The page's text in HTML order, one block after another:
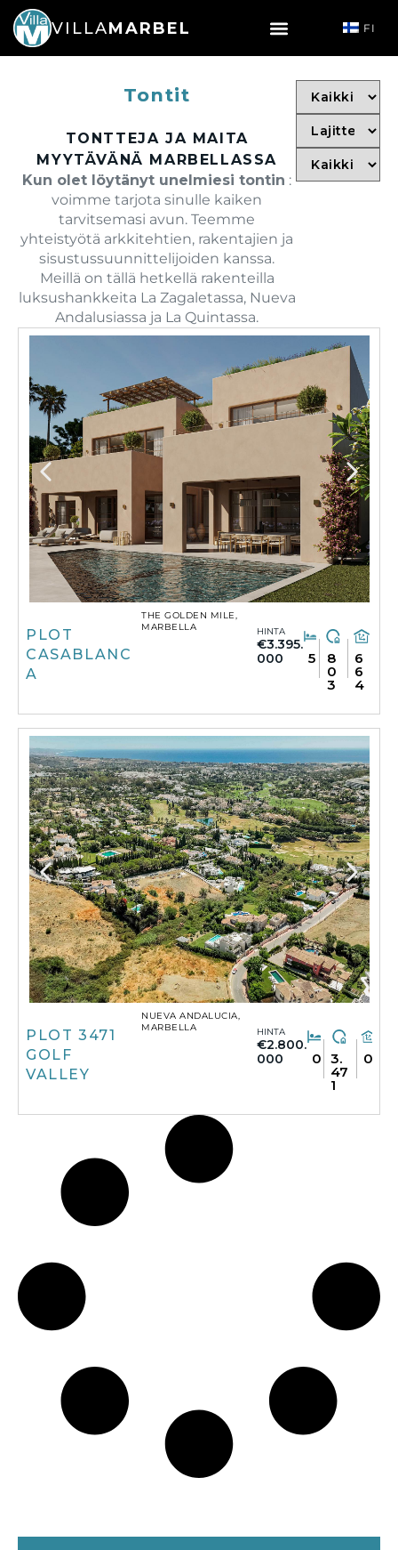
VILLAMARBEL FI
Tontit
TONTTEJA JA MAITA
MYYTÄVÄNÄ MARBELLASSA
Kun olet löytänyt unelmiesi tontin :
voimme tarjota sinulle kaiken
tarvitsemasi avun. Teemme
yhteistyötä arkkitehtien, rakentajien ja
sisustussuunnittelijoiden kanssa.
Meillä on tällä hetkellä rakenteilla
luksushankkeita La Zagaletassa, Nueva
Andalusiassa ja La Quintassa.
PLOT
CASABLANC
A
THE GOLDEN MILE,
MARBELLA
HINTA
€3.395.
000
5 8
0
3
6
6
4
PLOT 3471
GOLF
VALLEY
NUEVA ANDALUCIA,
MARBELLA
HINTA
€2.800.
000
0 3.
47
1
0